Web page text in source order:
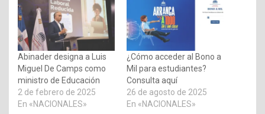
Abinader designa a Luis
Miguel De Camps como
ministro de Educación
2 de febrero de 2025
En «NACIONALES»
¿Cómo acceder al Bono a
Mil para estudiantes?
Consulta aquí
26 de agosto de 2025
En «NACIONALES»